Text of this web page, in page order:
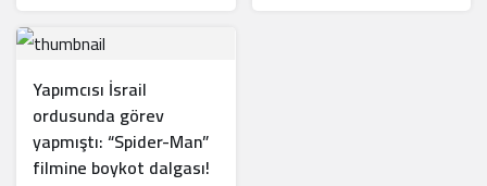
Yapımcısı İsrail
ordusunda görev
yapmıştı: “Spider-Man”
filmine boykot dalgası!